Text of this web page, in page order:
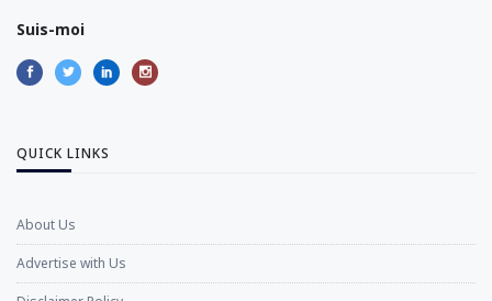
Suis-moi
QUICK LINKS
About Us
Advertise with Us